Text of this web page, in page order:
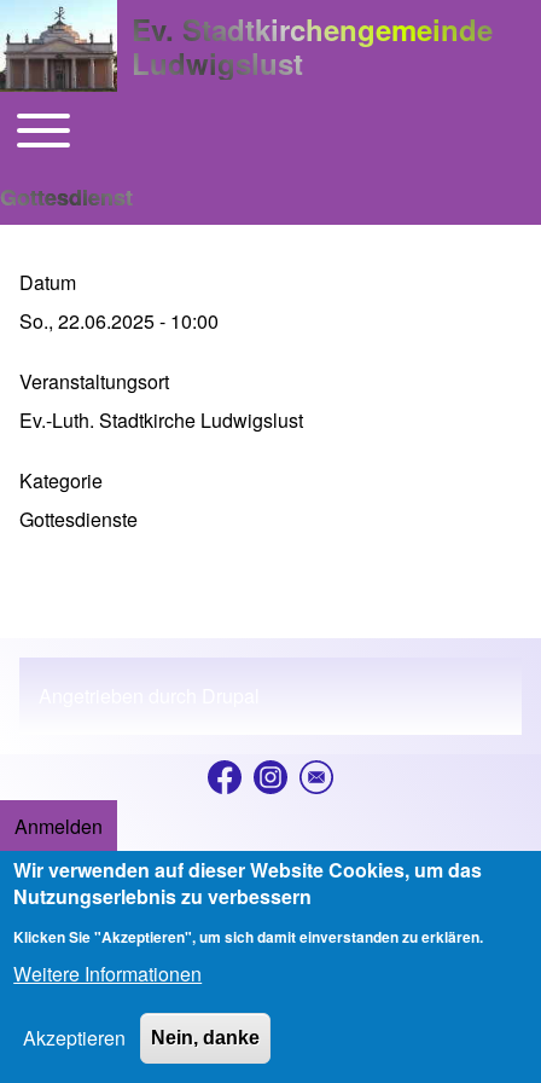
Ev. Stadtkirchengemeinde
Ludwigslust
Hauptnavigation
Toggle main menu
Gottesdienst
Datum
So., 22.06.2025 - 10:00
Veranstaltungsort
Ev.-Luth. Stadtkirche Ludwigslust
Kategorie
Gottesdienste
User account menu
Anmelden
Copyright © 2026 Ev.-luth. Stadtkirchengemeinde Ludwigslust - All
rights reserved
Developed & Designed byAlaa Haddad
Wir verwenden auf dieser Website Cookies, um das
Nutzungserlebnis zu verbessern
Klicken Sie "Akzeptieren", um sich damit einverstanden zu erklären.
Weitere Informationen
Akzeptieren Nein, danke